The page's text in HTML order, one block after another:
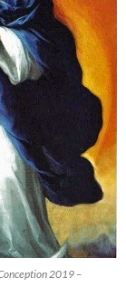
2019 –